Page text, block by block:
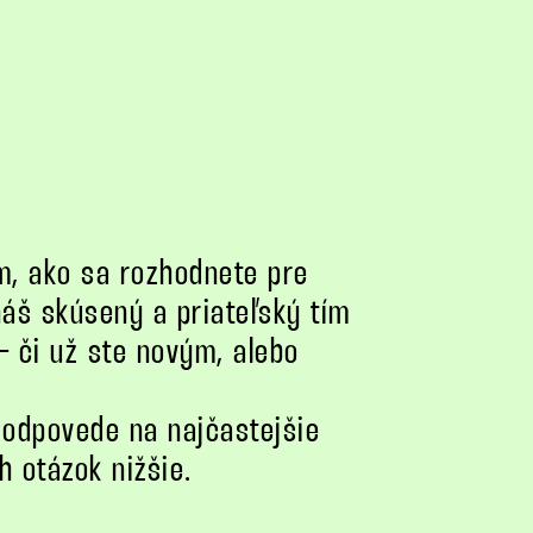
ako sa rozhodnete pre
skúsený a priateľský tím
či už ste novým, alebo
na najčastejšie
otázok nižšie.